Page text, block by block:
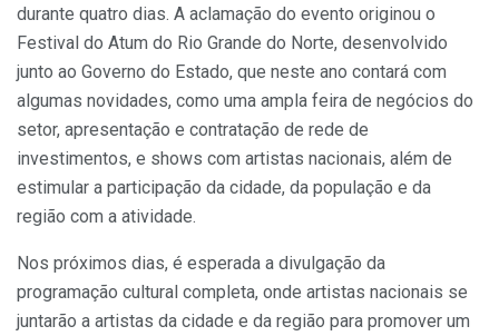
durante quatro dias. A aclamação do evento originou o
Festival do Atum do Rio Grande do Norte, desenvolvido
junto ao Governo do Estado, que neste ano contará com
algumas novidades, como uma ampla feira de negócios do
setor, apresentação e contratação de rede de
investimentos, e shows com artistas nacionais, além de
estimular a participação da cidade, da população e da
região com a atividade.
Nos próximos dias, é esperada a divulgação da
programação cultural completa, onde artistas nacionais se
juntarão a artistas da cidade e da região para promover um